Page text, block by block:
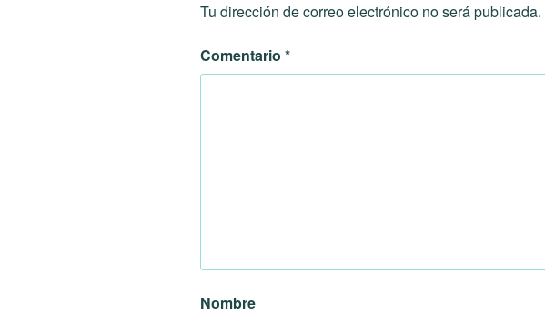
Tu dirección de correo electrónico no será publicada.
Comentario *
Nombre